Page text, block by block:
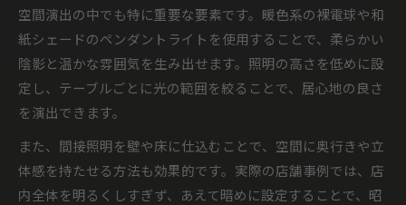
空間演出の中でも特に重要な要素です。暖色系の裸電球や和
紙シェードのペンダントライトを使用することで、柔らかい
陰影と温かな雰囲気を生み出せます。照明の高さを低めに設
定し、テーブルごとに光の範囲を絞ることで、居心地の良さ
を演出できます。
また、間接照明を壁や床に仕込むことで、空間に奥行きや立
体感を持たせる方法も効果的です。実際の店舗事例では、店
内全体を明るくしすぎず、あえて暗めに設定することで、昭